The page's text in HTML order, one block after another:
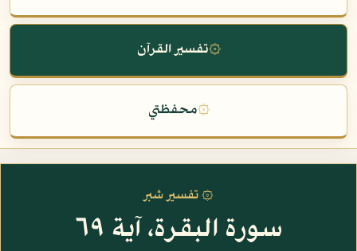
۞تفسير القرآن
۞محفظتي
۞ تفسير شبر
سورة البقرة، آية ٦٩